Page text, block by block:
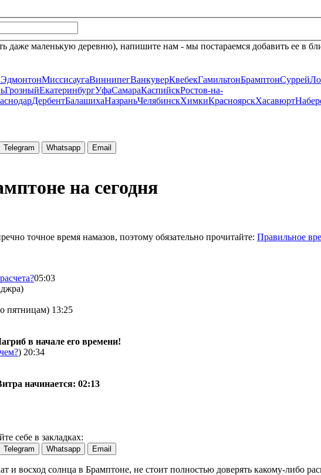
даже маленькую деревню), напишите нам - мы постараемся добавить ее в
ЭдмонтонМиссисаугаВиннипегВанкуверКвебекГамильтонБрамптонСуррей
ГрозныйЕкатеринбургУфаСамараКаспийскРостов-на-
ДербентБалашихаНазраньЧелябинскХимкиКрасноярскХасавюрт
Telegram Whatsapp Email
на сегодня
точное время намазов, поэтому обязательно прочитайте: Правильное
05:03
пятницам) 13:25
в начале его времени!
) 20:34
начинается: 02:13
себе в закладках:
Telegram Whatsapp Email
и восход солнца в Брамптоне, не стоит полностью доверять какому-либо